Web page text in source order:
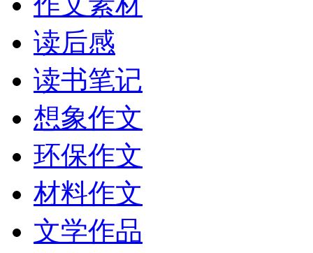
读后感
读书笔记
想象作文
环保作文
材料作文
文学作品